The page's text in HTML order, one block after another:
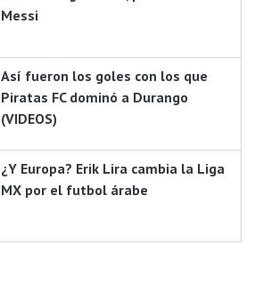
Messi
Así fueron los goles con los que
Piratas FC dominó a Durango
(VIDEOS)
¿Y Europa? Erik Lira cambia la Liga
MX por el futbol árabe